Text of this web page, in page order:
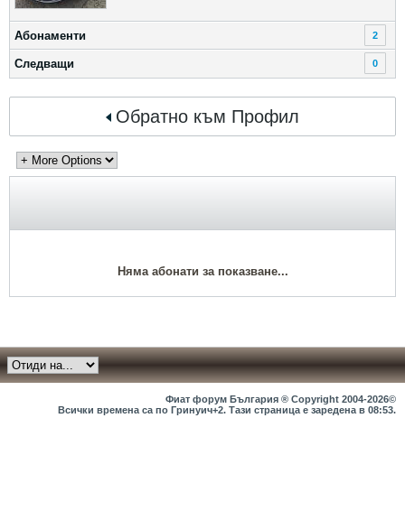
Абонаменти 2
Следващи 0
Обратно към Профил
Няма абонати за показване...
Фиат форум България ® Copyright 2004-2026©
Всички времена са по Гринуич+2. Тази страница е заредена в 08:53.